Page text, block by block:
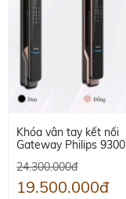
Khóa vân tay kết nối
Gateway Philips 9300
24.300.000đ
19.500.000đ